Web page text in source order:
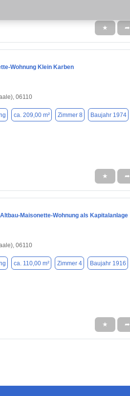
★ ➦
Wohnung Klein Karben
06110
ca. 209,00 m² Zimmer 8 Baujahr 1974
★ ➦
Maisonette-Wohnung als Kapitalanlage
06110
ca. 110,00 m² Zimmer 4 Baujahr 1916
★ ➦